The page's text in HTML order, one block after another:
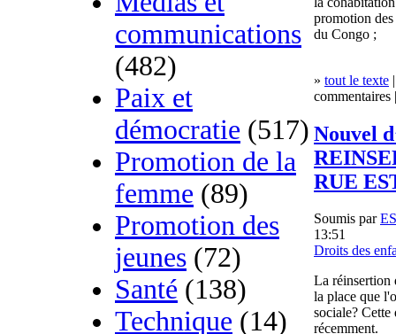
communications
(482)
Paix et
démocratie (517)
Promotion de la
femme (89)
Promotion des
jeunes (72)
Santé (138)
Technique (14)
promotion
du Congo ;
» tout le texte
commentaires
Nouvel
RUE
Soumis par
13:51
Droits des
La réinsertion
la place que
sociale? Cette
récemment.